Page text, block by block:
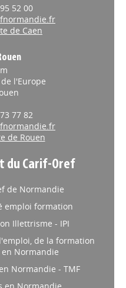
52 00
de Caen
l'Europe
77 82
de Rouen
du Carif-Oref
de Normandie
emploi formation
Illettrisme - IPI
de la formation
Normandie
Normandie - TMF